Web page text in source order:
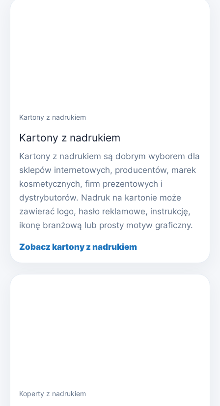
Kartony z nadrukiem
Kartony z nadrukiem
Kartony z nadrukiem są dobrym wyborem dla
sklepów internetowych, producentów, marek
kosmetycznych, firm prezentowych i
dystrybutorów. Nadruk na kartonie może
zawierać logo, hasło reklamowe, instrukcję,
ikonę branżową lub prosty motyw graficzny.
Zobacz kartony z nadrukiem
Koperty z nadrukiem